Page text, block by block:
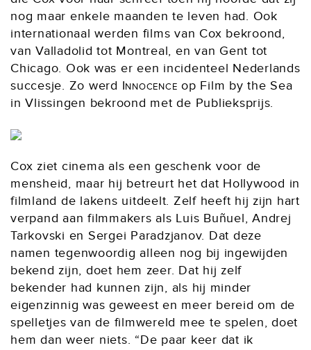
nog maar enkele maanden te leven had. Ook
internationaal werden films van Cox bekroond,
van Valladolid tot Montreal, en van Gent tot
Chicago. Ook was er een incidenteel Nederlands
succesje. Zo werd Innocence op Film by the Sea
in Vlissingen bekroond met de Publieksprijs.
Cox ziet cinema als een geschenk voor de
mensheid, maar hij betreurt het dat Hollywood in
filmland de lakens uitdeelt. Zelf heeft hij zijn hart
verpand aan filmmakers als Luis Buñuel, Andrej
Tarkovski en Sergei Paradzjanov. Dat deze
namen tegenwoordig alleen nog bij ingewijden
bekend zijn, doet hem zeer. Dat hij zelf
bekender had kunnen zijn, als hij minder
eigenzinnig was geweest en meer bereid om de
spelletjes van de filmwereld mee te spelen, doet
hem dan weer niets. “De paar keer dat ik